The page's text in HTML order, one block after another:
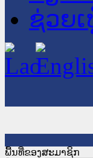
ຊ່ວຍ
ພື້ນທີ່ຂອງສະມາຊິກ